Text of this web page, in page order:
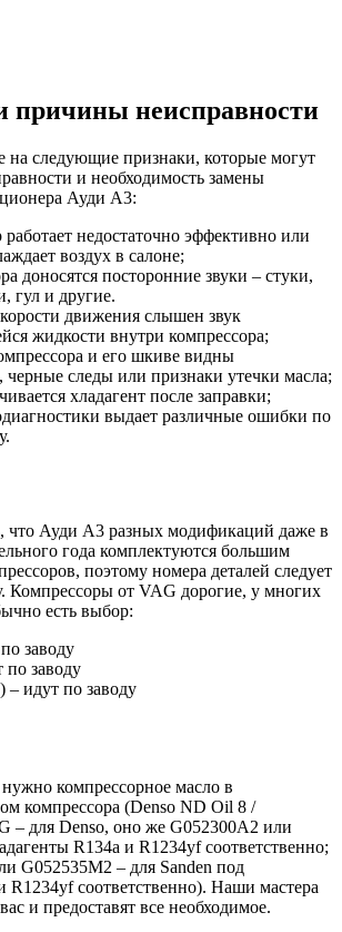
неисправности
на следующие признаки, которые могут
и необходимость замены
Ауди А3:
недостаточно эффективно или
воздух в салоне;
доносятся посторонние звуки – стуки,
гул и другие.
движения слышен звук
жидкости внутри компрессора;
и его шкиве видны
черные следы или признаки утечки масла;
хладагент после заправки;
выдает различные ошибки по
что Ауди А3 разных модификаций даже в
года комплектуются большим
поэтому номера деталей следует
Компрессоры от VAG дорогие, у многих
есть выбор:
заводу
по заводу
– идут по заводу
компрессорное масло в
компрессора (Denso ND Oil 8 /
– для Denso, оно же G052300A2 или
R134a и R1234yf соответственно;
G052535M2 – для Sanden под
R1234yf соответственно). Наши мастера
и предоставят все необходимое.